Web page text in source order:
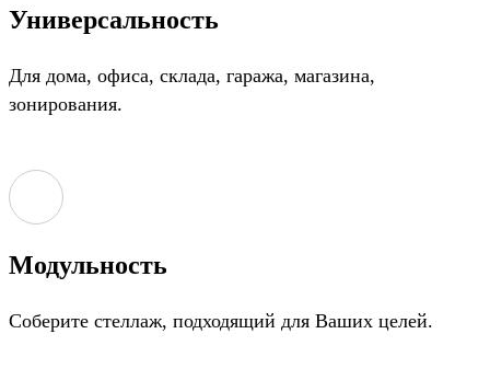
Универсальность
Для дома, офиса, склада, гаража, магазина,
зонирования.
Модульность
Соберите стеллаж, подходящий для Ваших целей.